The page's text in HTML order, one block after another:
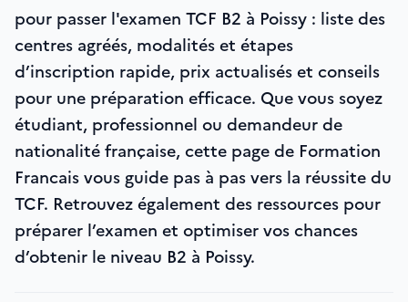
pour passer l'examen TCF B2 à Poissy : liste des
centres agréés, modalités et étapes
d’inscription rapide, prix actualisés et conseils
pour une préparation efficace. Que vous soyez
étudiant, professionnel ou demandeur de
nationalité française, cette page de Formation
Francais vous guide pas à pas vers la réussite du
TCF. Retrouvez également des ressources pour
préparer l’examen et optimiser vos chances
d’obtenir le niveau B2 à Poissy.